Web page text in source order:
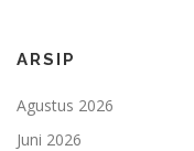
ARSIP
Agustus 2026
Juni 2026